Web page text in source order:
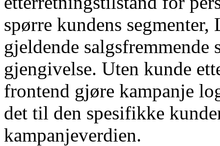
spørre kundens
gjeldende
gjengivelse. Uten kunde
frontend gjøre kampanje
det til den spesifikke
kampanjeverdien.